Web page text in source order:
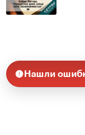
Нашли